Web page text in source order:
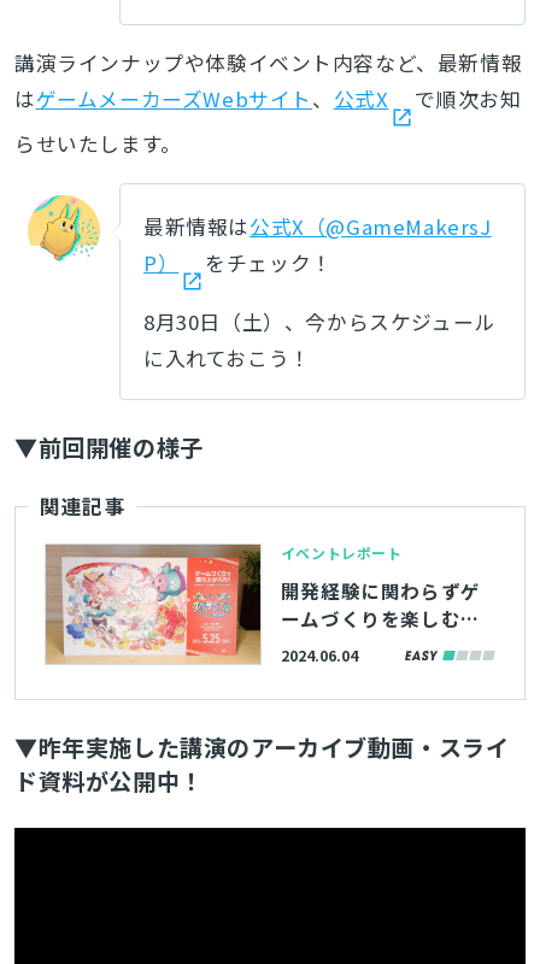
講演ラインナップや体験イベント内容など、最新情報
はゲームメーカーズWebサイト 、 公式X
で順次お知
らせいたします。
最新情報は公式X（@GameMakersJ
P）
をチェック！
8月30日（土）、今からスケジュール
に入れておこう！
▼前回開催の様子
関連記事
イベントレポート
開発経験に関わらずゲ
ームづくりを楽しむ人
の輪のひろがりが感じ
ーズ スクランブル202
2024.06.04
▼昨年実施した講演のアーカイブ動画・スライ
ド資料が公開中！